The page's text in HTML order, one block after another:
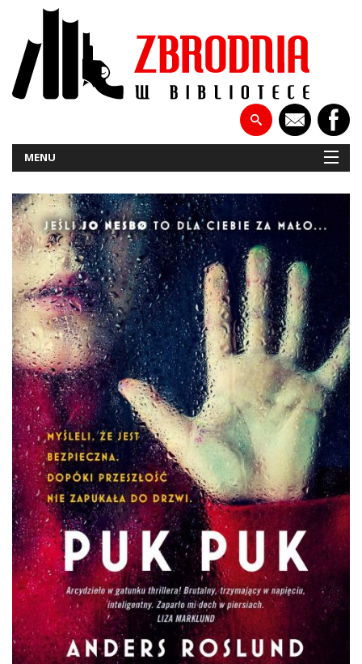
MENU
NOWOŚCI
PATRONATY
WYWIADY
RECENZJE
DO CZYTANIA
NA EKRANIE
KONTAKT